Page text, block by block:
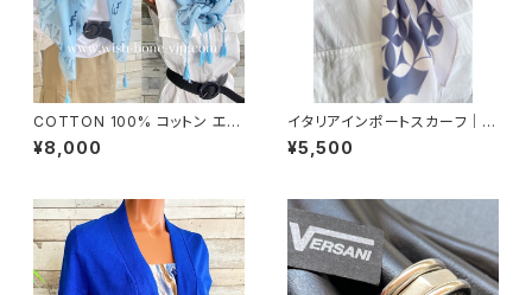
COTTON 100% コットン エッ
フェル塔 インポート大判ストー
ル ・心地よい肌触りのスカーフ/
¥8,000
イタリアインポートスカーフ｜小
さめスカーフ ツヤスカーフ・SIL
K風 バッグスカーフ/ネイビー＆
¥5,500